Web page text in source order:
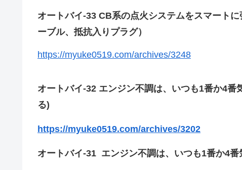
オートバイ-33 CB系の点火システムをスマート
ーブル、抵抗入りプラグ）
https://myuke0519.com/archives/3248
オートバイ-32 エンジン不調は、いつも1番か4
る)
https://myuke0519.com/archives/3202
オートバイ-31 エンジン不調は、いつも1番か4